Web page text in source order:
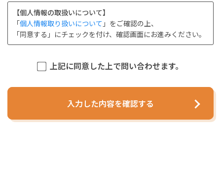
【個人情報の取扱いについて】
「個人情報取り扱いについて 」をご確認の上、
「同意する」にチェックを付け、確認画面にお進みください。
上記に同意した上で問い合わせます。